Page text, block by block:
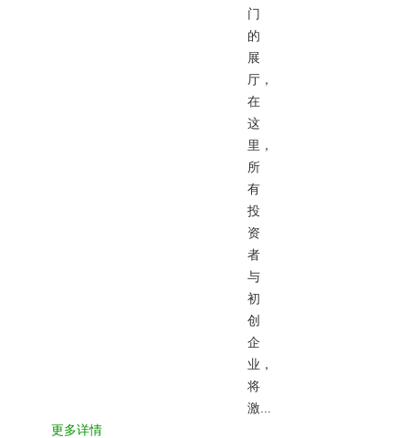
门
的
展
厅，
在
这
里，
所
有
投
资
者
与
初
创
企
业，
将
激...
更多详情